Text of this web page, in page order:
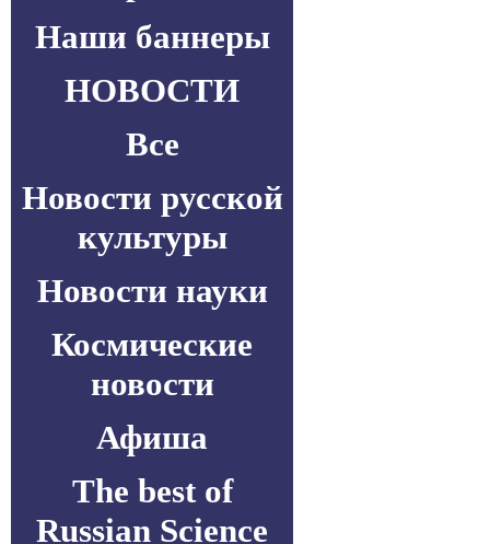
Наши баннеры
НОВОСТИ
Все
Новости русской
культуры
Новости науки
Космические
новости
Афиша
The best of
Russian Science